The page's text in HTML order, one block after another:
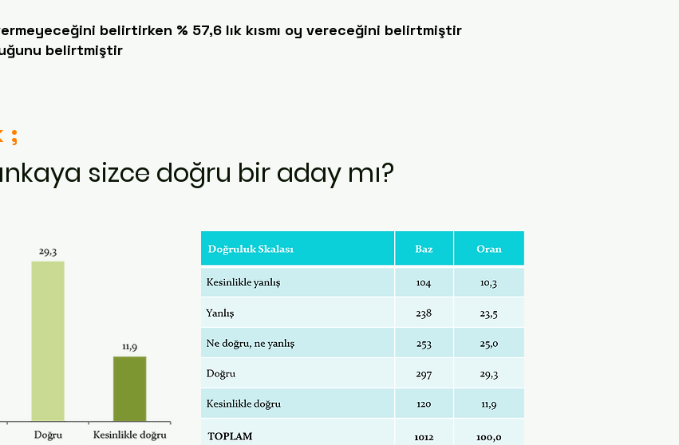
belirtirken % 57,6 lık kısmı oy vereceğini belirtmiştir
belirtmiştir
;
sizce doğru bir aday mı?